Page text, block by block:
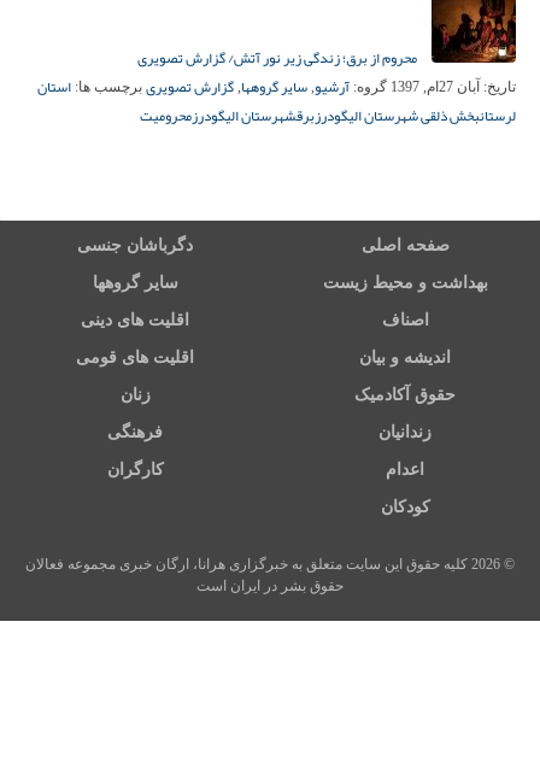
محروم از برق؛ زندگی زیر نور آتش/ گزارش تصویری
تاریخ: آبان 27ام, 1397 گروه: آرشیو, سایر گروهها, گزارش تصویری برچسب ها: استان
لرستانبخش ذلقی شهرستان الیگودرزبرقشهرستان الیگودرزمحرومیت
صفحه اصلی دگرباشان جنسی
بهداشت و محیط زیست سایر گروهها
اصناف اقلیت های دینی
اندیشه و بیان اقلیت های قومی
حقوق آکادمیک زنان
زندانیان فرهنگی
اعدام کارگران
کودکان
© 2026 کلیه حقوق این سایت متعلق به خبرگزاری هرانا، ارگان خبری مجموعه فعالان
حقوق بشر در ایران است